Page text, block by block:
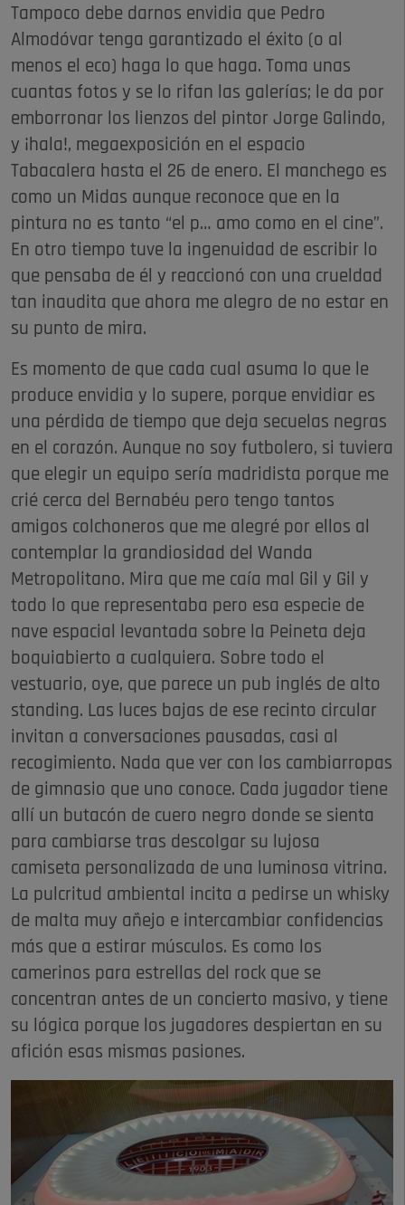
Tampoco debe darnos envidia que Pedro
Almodóvar tenga garantizado el éxito (o al
menos el eco) haga lo que haga. Toma unas
cuantas fotos y se lo rifan las galerías; le da por
emborronar los lienzos del pintor Jorge Galindo,
y ¡hala!, megaexposición en el espacio
Tabacalera hasta el 26 de enero. El manchego es
como un Midas aunque reconoce que en la
pintura no es tanto “el p… amo como en el cine”.
En otro tiempo tuve la ingenuidad de escribir lo
que pensaba de él y reaccionó con una crueldad
tan inaudita que ahora me alegro de no estar en
su punto de mira.
Es momento de que cada cual asuma lo que le
produce envidia y lo supere, porque envidiar es
una pérdida de tiempo que deja secuelas negras
en el corazón. Aunque no soy futbolero, si tuviera
que elegir un equipo sería madridista porque me
crié cerca del Bernabéu pero tengo tantos
amigos colchoneros que me alegré por ellos al
contemplar la grandiosidad del Wanda
Metropolitano. Mira que me caía mal Gil y Gil y
todo lo que representaba pero esa especie de
nave espacial levantada sobre la Peineta deja
boquiabierto a cualquiera. Sobre todo el
vestuario, oye, que parece un pub inglés de alto
standing. Las luces bajas de ese recinto circular
invitan a conversaciones pausadas, casi al
recogimiento. Nada que ver con los cambiarropas
de gimnasio que uno conoce. Cada jugador tiene
allí un butacón de cuero negro donde se sienta
para cambiarse tras descolgar su lujosa
camiseta personalizada de una luminosa vitrina.
La pulcritud ambiental incita a pedirse un whisky
de malta muy añejo e intercambiar confidencias
más que a estirar músculos. Es como los
camerinos para estrellas del rock que se
concentran antes de un concierto masivo, y tiene
su lógica porque los jugadores despiertan en su
afición esas mismas pasiones.